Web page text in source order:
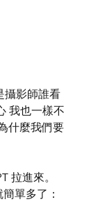
影師誰看
我也一樣不
什麼我們要
拉進來。
單多了：